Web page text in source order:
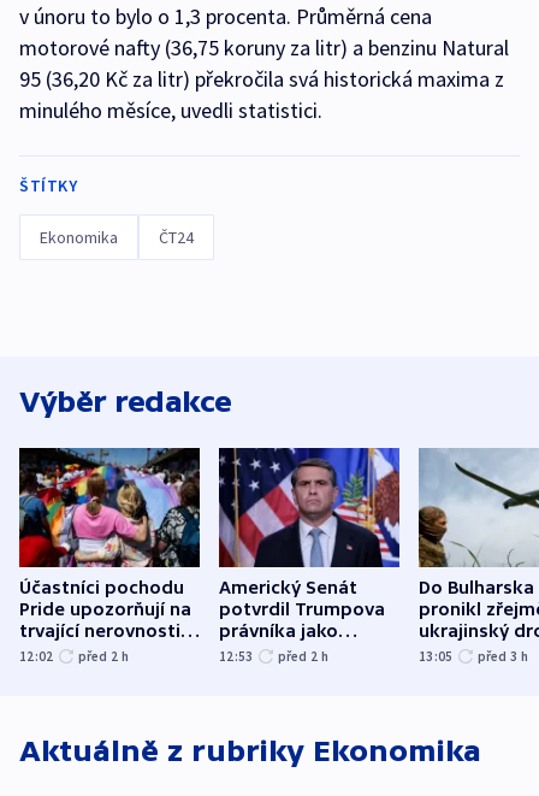
v únoru to bylo o 1,3 procenta. Průměrná cena
motorové nafty (36,75 koruny za litr) a benzinu Natural
95 (36,20 Kč za litr) překročila svá historická maxima z
minulého měsíce, uvedli statistici.
ŠTÍTKY
Ekonomika ČT24
Výběr redakce
Účastníci pochodu
Pride upozorňují na
trvající nerovnosti i
společenskou
12:02 před 2 h
Americký Senát
potvrdil Trumpova
právníka jako
ministra
12:53 před 2 h
Do Bulharska
pronikl
ukrajinský
explodoval
13:05 před 3 h
Aktuálně z rubriky Ekonomika